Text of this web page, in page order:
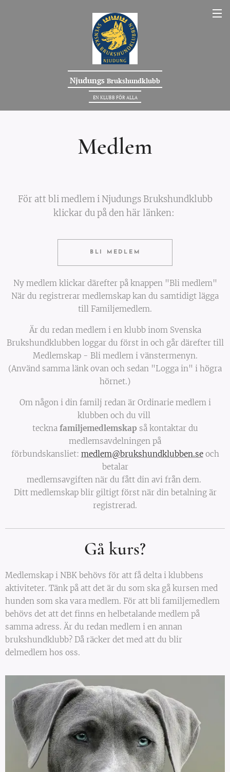
Njudungs Brukshundklubb
EN KLUBB FÖR ALLA
Medlem
För att bli medlem i Njudungs Brukshundklubb
klickar du på den här länken:
BLI MEDLEM
Ny medlem klickar därefter på knappen "Bli medlem"
När du registrerar medlemskap kan du samtidigt lägga
till Familjemedlem.
Är du redan medlem i en klubb inom Svenska
Brukshundklubben loggar du först in och går därefter till
Medlemskap - Bli medlem i vänstermenyn.
(Använd samma länk ovan och sedan "Logga in" i högra
hörnet.)
Om någon i din familj redan är Ordinarie medlem i
klubben och du vill
teckna familjemedlemskap så kontaktar du
medlemsavdelningen på
förbundskansliet: medlem@brukshundklubben.seoch
betalar
medlemsavgiften när du fått din avi från dem.
Ditt medlemskap blir giltigt först när din betalning är
registrerad.
Gå kurs?
Medlemskap i NBK behövs för att få delta i klubbens
aktiviteter. Tänk på att det är du som ska gå kursen med
hunden som ska vara medlem. För att bli familjemedlem
behövs det att det finns en helbetalande medlem på
samma adress. Är du redan medlem i en annan
brukshundklubb? Då räcker det med att du blir
delmedlem hos oss.